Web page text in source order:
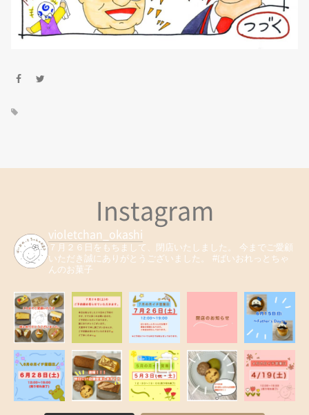
Instagram
violetchan_okashi
７月２６日をもちまして、閉店いたしました。
今までご愛顧
いただき誠にありがとうございました。
#ばいおれっとちゃ
んのお菓子